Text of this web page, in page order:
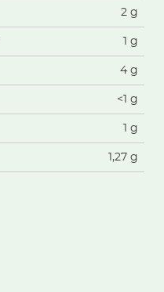
2 g
1 g
4 g
<1 g
1 g
1,27 g